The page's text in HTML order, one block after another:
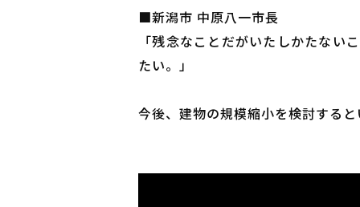
■新潟市 中原八一市長
「残念なことだがいたしかたな
たい。」
今後、建物の規模縮小を検討する